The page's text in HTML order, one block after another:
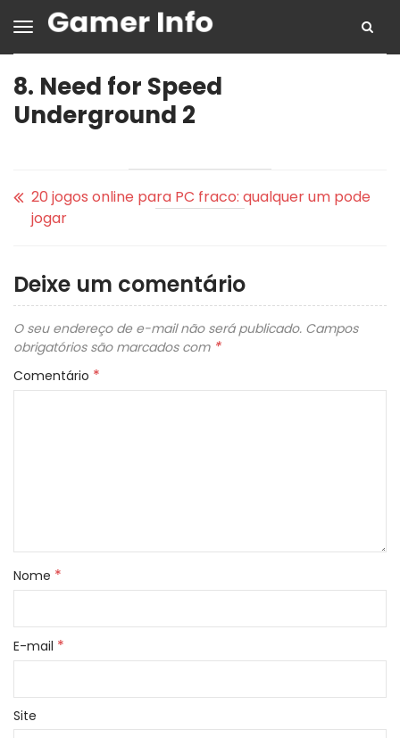
8. Need for Speed
Underground 2
20 jogos online para PC fraco: qualquer um pode
jogar
Deixe um comentário
O seu endereço de e-mail não será publicado. Campos
obrigatórios são marcados com *
Comentário *
Nome *
E-mail *
Site